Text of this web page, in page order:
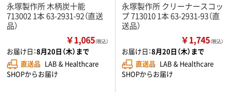
永塚製作所 木柄炭十能
713002 1本 63-2931-92（直送
品）
￥1,065（税込）
お届け日：8月20日（木）まで
直送品 LAB & Healthcare
SHOPからお届け
永塚製作所 クリーナースコッ
プ 713010 1本 63-2931-93（直
送品）
￥1,745（税込）
お届け日：8月20日（木）まで
直送品 LAB & Healthcare
SHOPからお届け